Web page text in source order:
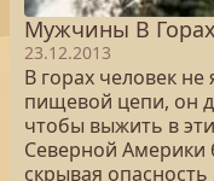
Мужчины В
23.12.2013
В горах человек
пищевой цепи, он
чтобы выжить в
Северной Америки
скрывая